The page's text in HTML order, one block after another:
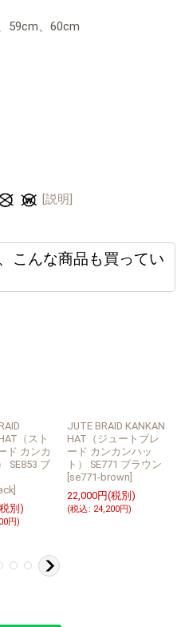
59cm、60cm
[説明]
こんな商品も買ってい
（スト
ド カンカ
SE853 ブ
別)
円)
JUTE BRAID KANKAN
HAT（ジュートブレ
ード カンカンハッ
ト） SE771 ブラウン
se771-brown
22,000円(税別)
(税込: 24,200円)